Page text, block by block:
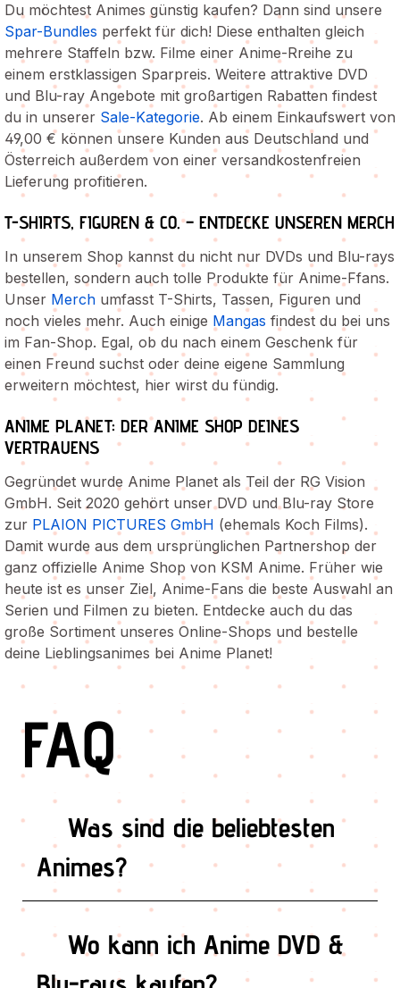
Du möchtest Animes günstig kaufen? Dann sind unsere
Spar-Bundles perfekt für dich! Diese enthalten gleich
mehrere Staffeln bzw. Filme einer Anime-Rreihe zu
einem erstklassigen Sparpreis. Weitere attraktive DVD
und Blu-ray Angebote mit großartigen Rabatten findest
du in unserer Sale-Kategorie. Ab einem Einkaufswert von
49,00 € können unsere Kunden aus Deutschland und
Österreich außerdem von einer versandkostenfreien
Lieferung profitieren.
T-SHIRTS, FIGUREN & CO. – ENTDECKE UNSEREN MERCH
In unserem Shop kannst du nicht nur DVDs und Blu-rays
bestellen, sondern auch tolle Produkte für Anime-Ffans.
Unser Merch umfasst T-Shirts, Tassen, Figuren und
noch vieles mehr. Auch einige Mangas findest du bei uns
im Fan-Shop. Egal, ob du nach einem Geschenk für
einen Freund suchst oder deine eigene Sammlung
erweitern möchtest, hier wirst du fündig.
ANIME PLANET: DER ANIME SHOP DEINES
VERTRAUENS
Gegründet wurde Anime Planet als Teil der RG Vision
GmbH. Seit 2020 gehört unser DVD und Blu-ray Store
zur PLAION PICTURES GmbH (ehemals Koch Films).
Damit wurde aus dem ursprünglichen Partnershop der
ganz offizielle Anime Shop von KSM Anime. Früher wie
heute ist es unser Ziel, Anime-Fans die beste Auswahl an
Serien und Filmen zu bieten. Entdecke auch du das
große Sortiment unseres Online-Shops und bestelle
deine Lieblingsanimes bei Anime Planet!
FAQ
Was sind die beliebtesten
Animes?
Naruto Shippuden, Digimon, Yu-Gi-Oh! und
Overlord zu den beliebtesten Animes.
Wo kann ich Anime DVD &